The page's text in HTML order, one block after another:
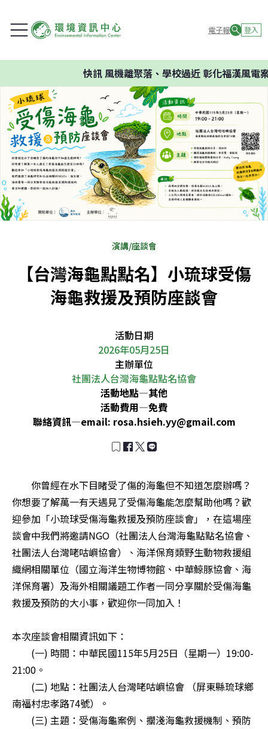
電子報 登入
快訊風機離聚落、學校過近 彰化福漢風電案
演講/座談會
【台灣海龜點點名】小琉球受傷
海龜救援及預防座談會
活動日期
2026年05月25日
主辦單位
社團法人台灣海龜點點名協會
活動地點—其他
活動費用—免費
聯絡資訊—email: rosa.hsieh.yy@gmail.com
你想要了解萬一有天遇見了受傷海龜能怎麼幫助他嗎？歡
迎參加「小琉球受傷海龜救援及預防座談會」，在這場座
談會中我們將邀請NGO（社團法人台灣海龜點點名協會、
社團法人台灣咾咕嶼協會）、海洋保育類野生動物救援組
織網相關單位（國立海洋生物博物館、中華鯨豚協會、海
洋保育署）及海外相關議題工作者一同分享關於受傷海龜
救援及預防的大小事，歡迎你一同加入！
本次座談會相關資訊如下：
(一) 時間：中華民國115年5月25日（星期一）19:00-
21:00。
(二) 地點：社團法人台灣咾咕嶼協會 （屏東縣琉球鄉
南福村忠孝路74號）。
(三) 主題：受傷海龜案例、擱淺海龜救援機制、預防